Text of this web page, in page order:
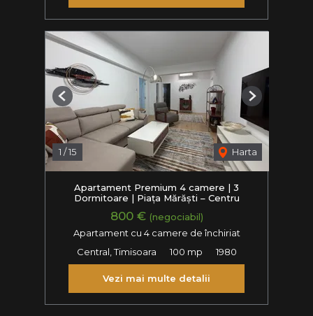
1 /15 Harta
Previous Next
Apartament Premium 4 camere | 3
Dormitoare | Piața Mărăști – Centru
800 € (negociabil)
Apartament cu 4 camere de închiriat
Central, Timisoara
100 mp 1980
Vezi mai multe detalii